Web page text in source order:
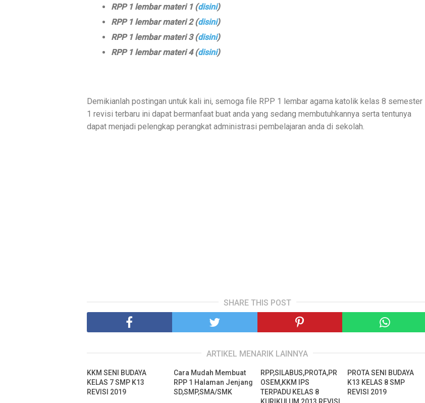
RPP 1 lembar materi 1 (disini)
RPP 1 lembar materi 2 (disini)
RPP 1 lembar materi 3 (disini)
RPP 1 lembar materi 4 (disini)
Demikianlah postingan untuk kali ini, semoga file RPP 1 lembar agama katolik kelas 8 semester
1 revisi terbaru ini dapat bermanfaat buat anda yang sedang membutuhkannya serta tentunya
dapat menjadi pelengkap perangkat administrasi pembelajaran anda di sekolah.
SHARE THIS POST
ARTIKEL MENARIK LAINNYA
KKM SENI BUDAYA
KELAS 7 SMP K13
REVISI 2019
Cara Mudah Membuat
RPP 1 Halaman Jenjang
SD,SMP,SMA/SMK
RPP,SILABUS,PROTA,PR
OSEM,KKM IPS
TERPADU KELAS 8
KURIKULUM 2013 REVISI
PROTA SENI BUDAYA
K13 KELAS 8 SMP
REVISI 2019